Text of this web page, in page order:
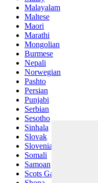
Malayalam
Maltese
Maori
Marathi
Mongolian
Burmese
Nepali
Norwegian
Pashto
Persian
Punjabi
Serbian
Sesotho
Sinhala
Slovak
Slovenian
Somali
Samoan
Scots Gaelic